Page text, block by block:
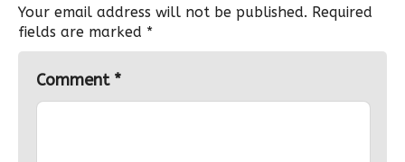
Your email address will not be published. Required
fields are marked *
Comment *